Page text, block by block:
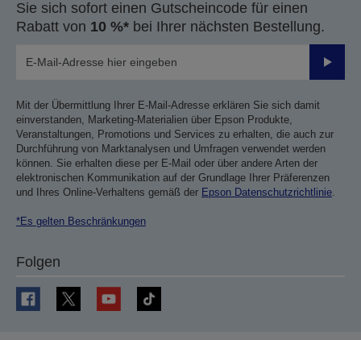
Sie sich sofort einen Gutscheincode für einen
Rabatt von 10 %* bei Ihrer nächsten Bestellung.
Mit der Übermittlung Ihrer E-Mail-Adresse erklären Sie sich damit
einverstanden, Marketing-Materialien über Epson Produkte,
Veranstaltungen, Promotions und Services zu erhalten, die auch zur
Durchführung von Marktanalysen und Umfragen verwendet werden
können. Sie erhalten diese per E-Mail oder über andere Arten der
elektronischen Kommunikation auf der Grundlage Ihrer Präferenzen
und Ihres Online-Verhaltens gemäß der Epson Datenschutzrichtlinie.
*Es gelten Beschränkungen
Folgen